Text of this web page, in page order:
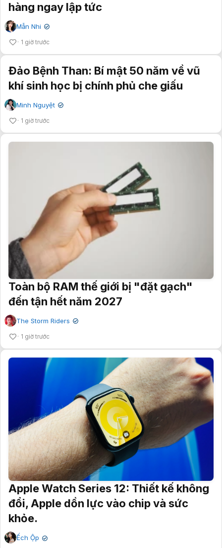
hàng ngay lập tức
Mẫn Nhi ✔
1 giờ trước
Đảo Bệnh Than: Bí mật 50 năm về vũ
khí sinh học bị chính phủ che giấu
Minh Nguyệt ✔
1 giờ trước
Toàn bộ RAM thế giới bị "đặt gạch"
đến tận hết năm 2027
The Storm Riders ✔
1 giờ trước
Apple Watch Series 12: Thiết kế không
đổi, Apple dồn lực vào chip và sức
khỏe.
Ếch Ộp ✔